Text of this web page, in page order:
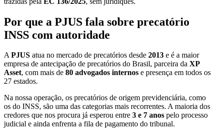
Por que a PJUS fala sobre precatório
INSS com autoridade
APJUS atua no mercado de precatórios desde 2013 e é a maior
empresa de antecipação de precatórios do Brasil, parceira da XP
Asset, com mais de 80 advogados internos e presença em todos os
27 estados.
Na nossa operação, os precatórios de origem previdenciária, como
os do INSS, são uma das categorias mais recorrentes. A maioria dos
credores que nos procura já esperou entre 3 e 7 anos pelo processo
judicial e ainda enfrenta a fila de pagamento do tribunal.